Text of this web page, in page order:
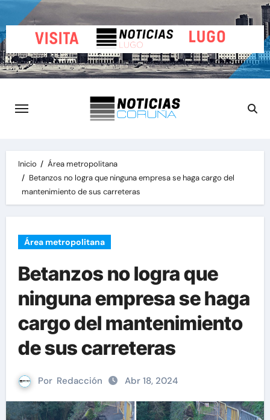
al
contenido
Inicio
Área metropolitana
Betanzos no logra que ninguna empresa se haga cargo del
mantenimiento de sus carreteras
Área metropolitana
Betanzos no logra que
ninguna empresa se haga
cargo del mantenimiento
de sus carreteras
Por Redacción Abr 18, 2024